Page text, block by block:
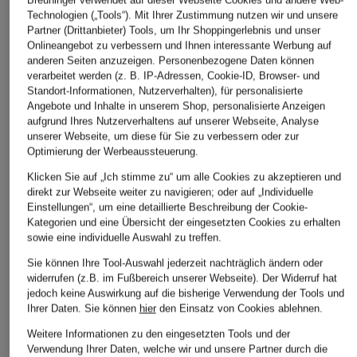
+Aktionsrabatt
ONLY
Skinny Jeans
24,99 €
Bestpreis:32,99 €
Ursprünglich:44,99 €
BRAX
Jeans MARY
99,95 €
Levi's®
Skinny Jeans 721
119,95 €
Weitere Kategorien
Abendkleider
Kleider
Technologien („Tools“). Mit Ihrer Zustimmung nutzen wir und unsere
Partner (Drittanbieter) Tools, um Ihr Shoppingerlebnis und unser
Onlineangebot zu verbessern und Ihnen interessante Werbung auf
anderen Seiten anzuzeigen. Personenbezogene Daten können
verarbeitet werden (z. B. IP-Adressen, Cookie-ID, Browser- und
Standort-Informationen, Nutzerverhalten), für personalisierte
Angebote und Inhalte in unserem Shop, personalisierte Anzeigen
aufgrund Ihres Nutzerverhaltens auf unserer Webseite, Analyse
unserer Webseite, um diese für Sie zu verbessern oder zur
Optimierung der Werbeaussteuerung.
Klicken Sie auf „Ich stimme zu“ um alle Cookies zu akzeptieren und
direkt zur Webseite weiter zu navigieren; oder auf „Individuelle
Einstellungen“, um eine detaillierte Beschreibung der Cookie-
Kategorien und eine Übersicht der eingesetzten Cookies zu erhalten
sowie eine individuelle Auswahl zu treffen.
Sie können Ihre Tool-Auswahl jederzeit nachträglich ändern oder
widerrufen (z.B. im Fußbereich unserer Webseite). Der Widerruf hat
jedoch keine Auswirkung auf die bisherige Verwendung der Tools und
Ihrer Daten. Sie können hierden Einsatz von Cookies ablehnen.
Weitere Informationen zu den eingesetzten Tools und der
Verwendung Ihrer Daten, welche wir und unsere Partner durch die